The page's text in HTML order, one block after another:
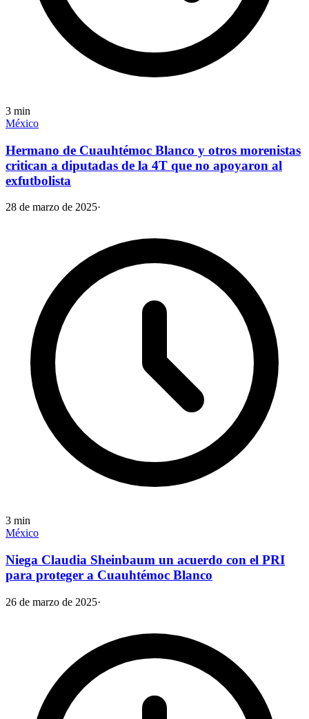
3 min
México
Hermano de Cuauhtémoc Blanco y otros morenistas
critican a diputadas de la 4T que no apoyaron al
exfutbolista
28 de marzo de 2025·
3 min
México
Niega Claudia Sheinbaum un acuerdo con el PRI
para proteger a Cuauhtémoc Blanco
26 de marzo de 2025·